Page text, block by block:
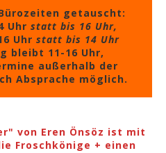
getauscht:
Uhr statt bis 16 Uhr,
Uhr statt bis 14 Uhr
bleibt 11-16 Uhr,
außerhalb der
Absprache möglich.
von Eren Önsöz ist mit
Froschkönige + einen